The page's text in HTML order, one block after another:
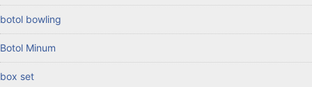
botol bowling
Botol Minum
box set